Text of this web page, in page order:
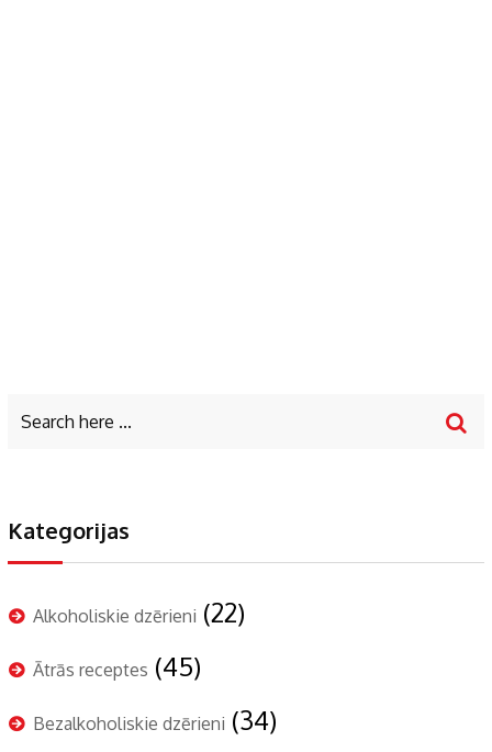
Kategorijas
Alkoholiskie dzērieni (22)
Ātrās receptes (45)
Bezalkoholiskie dzērieni (34)